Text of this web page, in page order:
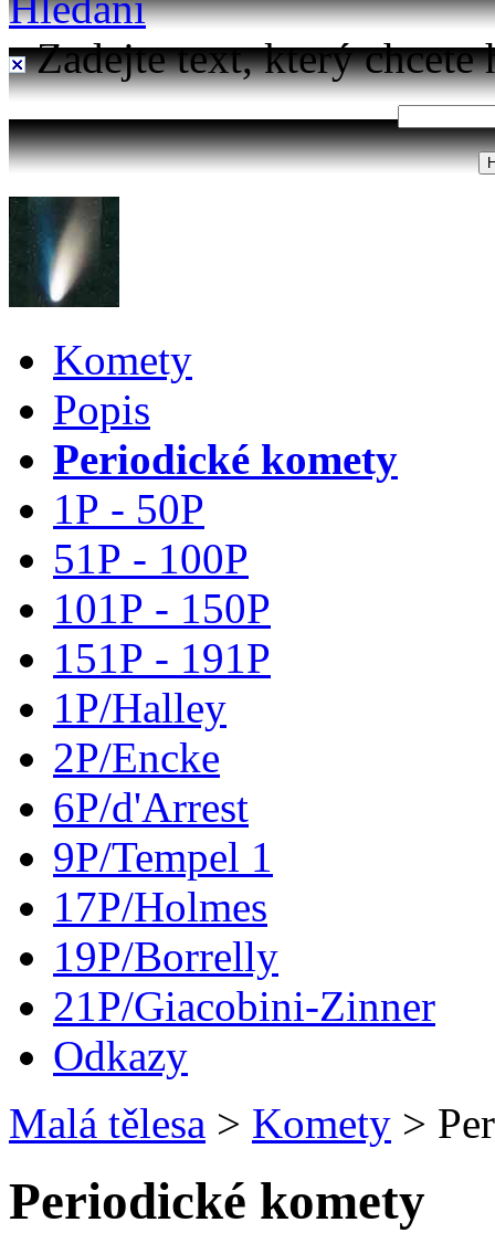
Zadejte text, který chcete
Komety
Popis
Periodické komety
1P - 50P
51P - 100P
101P - 150P
151P - 191P
1P/Halley
2P/Encke
6P/d'Arrest
9P/Tempel 1
17P/Holmes
19P/Borrelly
21P/Giacobini-Zinner
Odkazy
Malá tělesa > Komety >
Periodické komety